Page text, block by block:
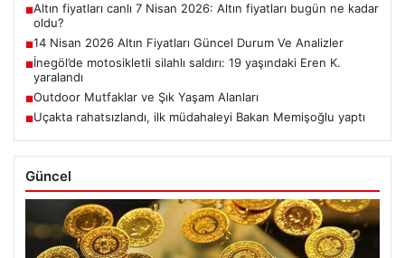
■Altın fiyatları canlı 7 Nisan 2026: Altın fiyatları bugün ne kadar
oldu?
■14 Nisan 2026 Altın Fiyatları Güncel Durum Ve Analizler
■İnegöl’de motosikletli silahlı saldırı: 19 yaşındaki Eren K.
yaralandı
■Outdoor Mutfaklar ve Şık Yaşam Alanları
■Uçakta rahatsızlandı, ilk müdahaleyi Bakan Memişoğlu yaptı
Güncel